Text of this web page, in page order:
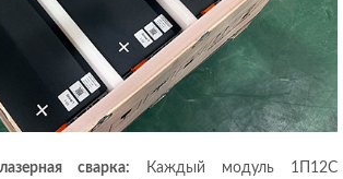
сварка: Каждый модуль 1П12С